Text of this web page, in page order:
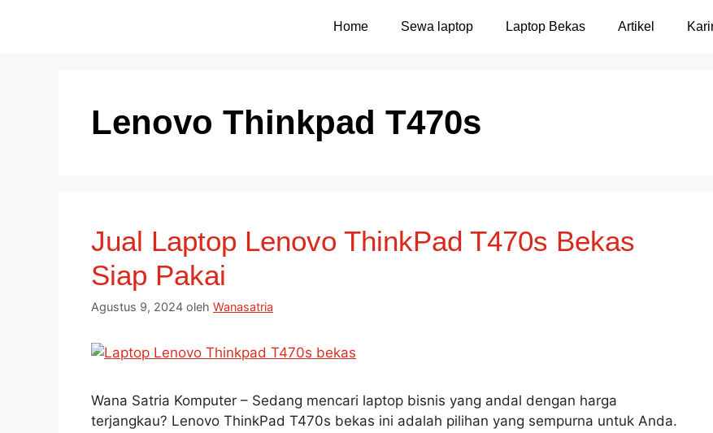
Home Sewa laptop Laptop Bekas Artikel
Lenovo Thinkpad T470s
Jual Laptop Lenovo ThinkPad T470s Bekas
Siap Pakai
Agustus 9, 2024 oleh Wanasatria
Wana Satria Komputer – Sedang mencari laptop bisnis yang andal dengan harga
terjangkau? Lenovo ThinkPad T470s bekas ini adalah pilihan yang sempurna untuk Anda.